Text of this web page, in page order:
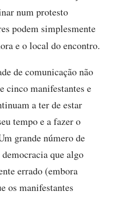
num protesto
podem simplesmente
e o local do encontro.
de comunicação não
cinco manifestantes e
a ter de estar
tempo e a fazer o
grande número de
que algo
errado (embora
os manifestantes